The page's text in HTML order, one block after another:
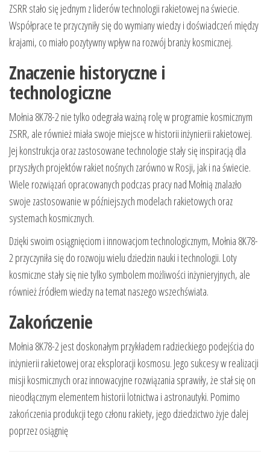
ZSRR stało się jednym z liderów technologii rakietowej na świecie.
Współprace te przyczyniły się do wymiany wiedzy i doświadczeń między
krajami, co miało pozytywny wpływ na rozwój branży kosmicznej.
Znaczenie historyczne i
technologiczne
Mołnia 8K78-2 nie tylko odegrała ważną rolę w programie kosmicznym
ZSRR, ale również miała swoje miejsce w historii inżynierii rakietowej.
Jej konstrukcja oraz zastosowane technologie stały się inspiracją dla
przyszłych projektów rakiet nośnych zarówno w Rosji, jak i na świecie.
Wiele rozwiązań opracowanych podczas pracy nad Mołnią znalazło
swoje zastosowanie w późniejszych modelach rakietowych oraz
systemach kosmicznych.
Dzięki swoim osiągnięciom i innowacjom technologicznym, Mołnia 8K78-
2 przyczyniła się do rozwoju wielu dziedzin nauki i technologii. Loty
kosmiczne stały się nie tylko symbolem możliwości inżynieryjnych, ale
również źródłem wiedzy na temat naszego wszechświata.
Zakończenie
Mołnia 8K78-2 jest doskonałym przykładem radzieckiego podejścia do
inżynierii rakietowej oraz eksploracji kosmosu. Jego sukcesy w realizacji
misji kosmicznych oraz innowacyjne rozwiązania sprawiły, że stał się on
nieodłącznym elementem historii lotnictwa i astronautyki. Pomimo
zakończenia produkcji tego członu rakiety, jego dziedzictwo żyje dalej
poprzez osiągnię